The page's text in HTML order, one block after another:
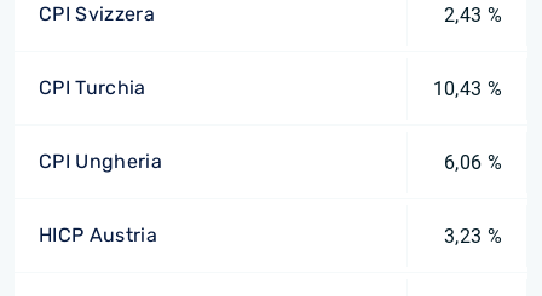
CPI Svizzera 2,43 %
CPI Turchia 10,43 %
CPI Ungheria 6,06 %
HICP Austria 3,23 %